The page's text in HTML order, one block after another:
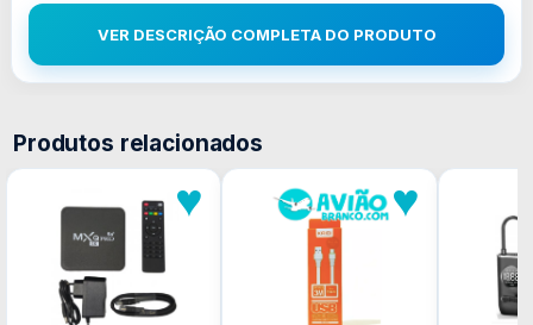
VER DESCRIÇÃO COMPLETA DO PRODUTO
Produtos relacionados
♥ ♥